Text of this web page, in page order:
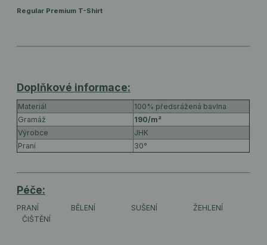
Regular Premium T-Shirt
Doplňkové informace:
Materiál
100% předsrážená bavlna
Gramáž
190/m²
Výrobce
JHK
Praní
30°
Péče:
PRANÍ BĚLENÍ SUŠENÍ
ŽEHLENÍ
ČIŠTĚNÍ